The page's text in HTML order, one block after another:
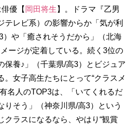
優【 岡田将生 】。ドラマ『乙男
テレビ系）の影響からか「気が利
）や「癒されそうだから」（北海
ージが定着している。続く3位の
保養♪」（千葉県/高3）とビジュア
。女子高生たちにとって“クラスメ
名人のTOP3は、「いてくれるだ
りそう」（神奈川県/高3）という
クラスになるなら、やはり“観賞